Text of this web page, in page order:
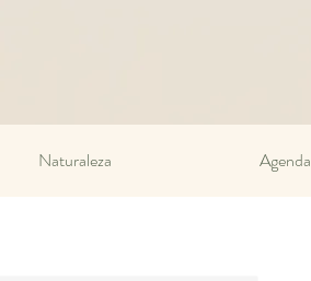
Naturaleza Agenda